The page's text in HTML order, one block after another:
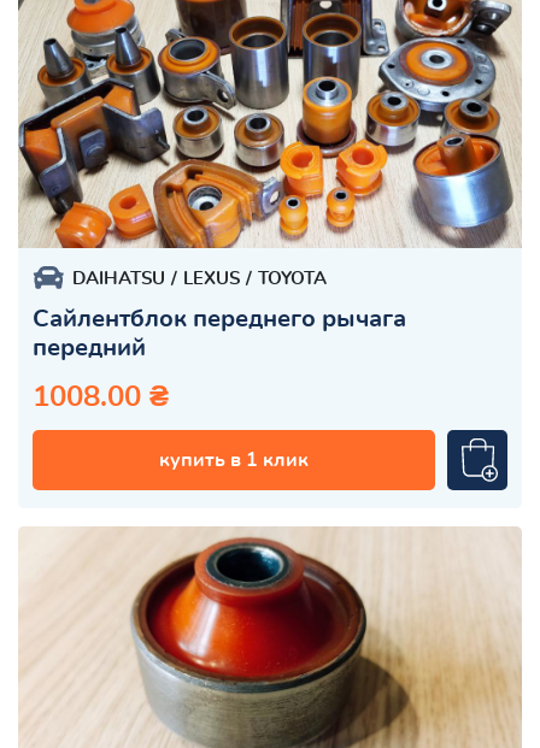
DAIHATSU LEXUS TOYOTA
Сайлентблок переднего рычага
передний
1008.00 ₴
купить в 1 клик